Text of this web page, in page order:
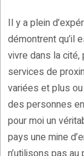
Il y a plein
démontrent qu’il
vivre dans la
services de
variées et plus
des personnes
pour moi un
pays une mine